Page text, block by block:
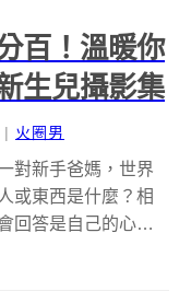
百！溫暖你
生兒攝影集
| 火圈男
對新手爸媽，世界
或東西是什麼？相
回答是自己的心肝